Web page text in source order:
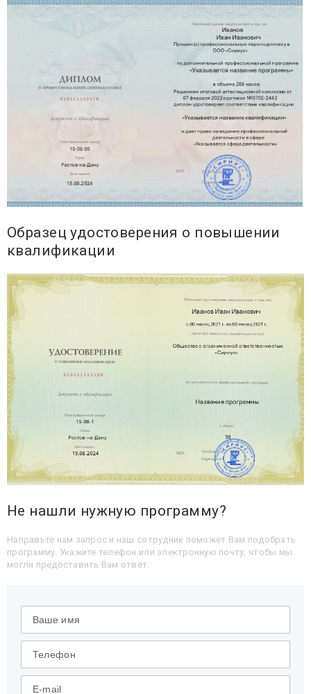
Образец удостоверения о повышении
квалификации
Не нашли нужную программу?
Направьте нам запрос и наш сотрудник поможет Вам подобрать
программу. Укажите телефон или электронную почту, чтобы мы
могли предоставить Вам ответ.